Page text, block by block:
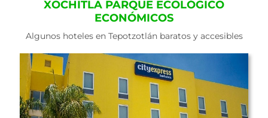
XOCHITLA PARQUE ECOLÓGICO
ECONÓMICOS
Algunos hoteles en Tepotzotlán baratos y accesibles